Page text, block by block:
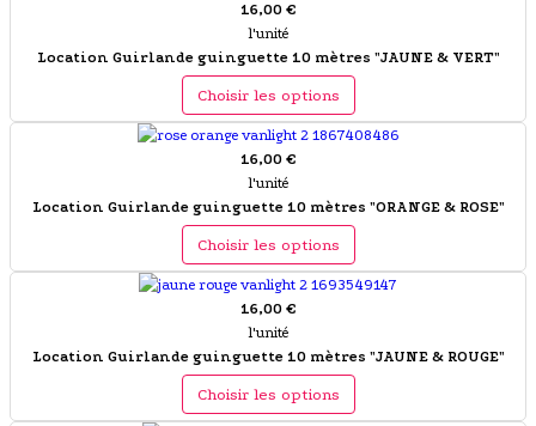
16,00 €
l'unité
Location Guirlande guinguette 10 mètres "JAUNE & VERT"
Choisir les options
16,00 €
l'unité
Location Guirlande guinguette 10 mètres "ORANGE & ROSE"
Choisir les options
16,00 €
l'unité
Location Guirlande guinguette 10 mètres "JAUNE & ROUGE"
Choisir les options